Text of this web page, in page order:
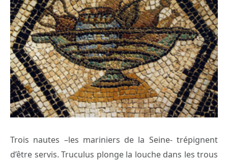
Trois nautes –les mariniers de la Seine- trépignent
d’être servis. Truculus plonge la louche dans les trous